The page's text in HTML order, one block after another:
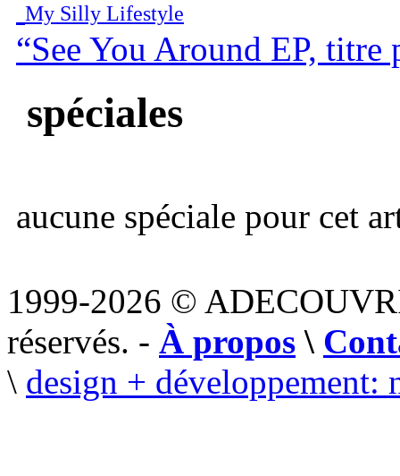
My Silly Lifestyle
“See You Around EP, titre
spéciales
aucune spéciale pour cet
1999-2026 ©
réservés. - À propos \
\ design + développement: